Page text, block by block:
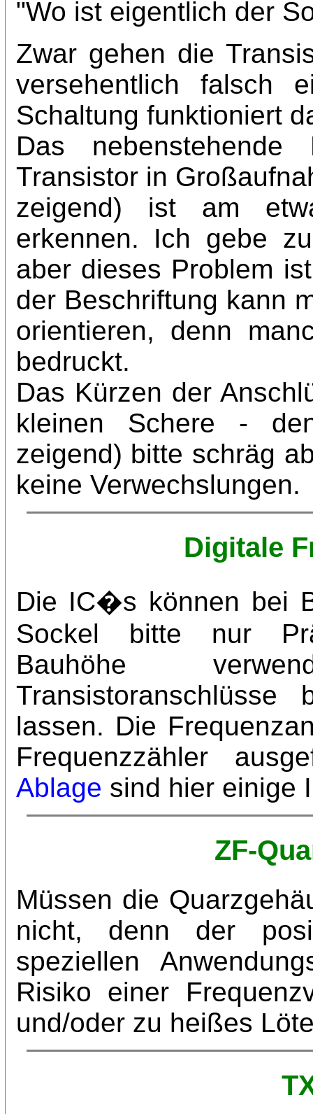
"Wo ist eigentlich der
Zwar gehen die
versehentlich falsch
Schaltung funktioniert
Das
Transistor in
zeigend) ist am
erkennen. Ich gebe
aber dieses Problem
der Beschriftung kann
orientieren, denn
bedruckt.
Das Kürzen der
kleinen Schere -
zeigend) bitte schräg
keine Verwechslungen.
Digitale
Die IC�s können bei
Sockel bitte nur
Bauhöhe
lassen. Die
Frequenzzähler
Ablage sind hier einige
ZF-
Müssen die
nicht, denn der
speziellen
Risiko einer
und/oder zu heißes